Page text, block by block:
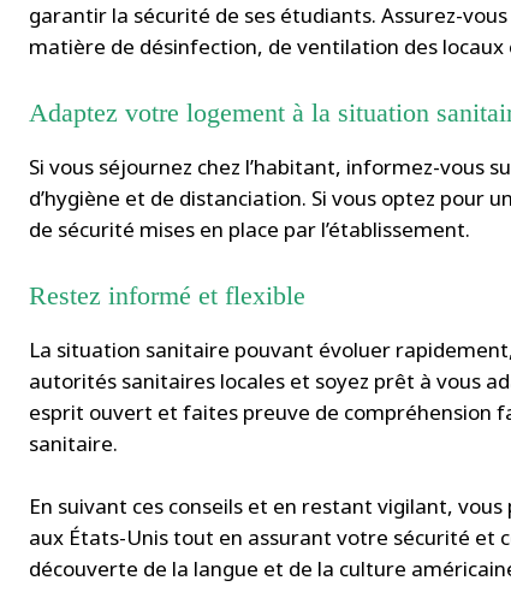
garantir la sécurité de ses étudiants. Assurez-
matière de désinfection, de ventilation des locaux
Adaptez votre logement à la situation
Si vous séjournez chez l’habitant, informez-vous
d’hygiène et de distanciation. Si vous optez pour
de sécurité mises en place par l’établissement.
Restez informé et flexible
La situation sanitaire pouvant évoluer
autorités sanitaires locales et soyez prêt à vous
esprit ouvert et faites preuve de compréhension
sanitaire.
En suivant ces conseils et en restant vigilant,
aux États-Unis tout en assurant votre sécurité et
découverte de la langue et de la culture